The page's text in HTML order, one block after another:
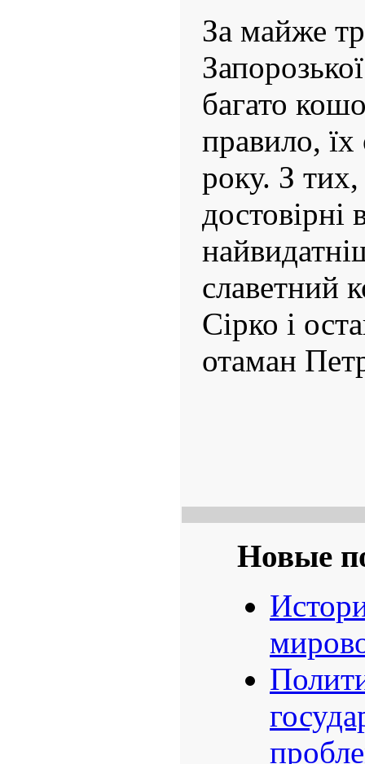
За майже
багато
правило,
року. З
достовірні
славетний
Сірко і
отаман
Новые